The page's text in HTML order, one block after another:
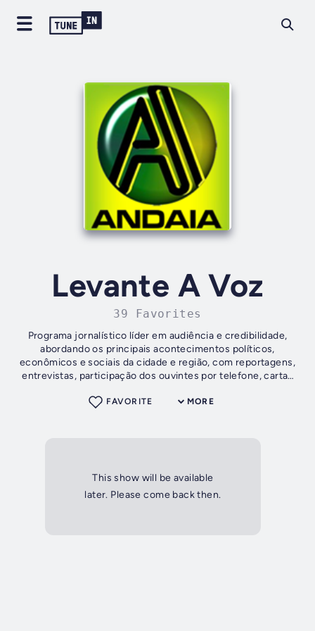
Levante A Voz
39 Favorites
Programa jornalístico líder em audiência e credibilidade,
abordando os principais acontecimentos políticos,
econômicos e sociais da cidade e região, com reportagens,
entrevistas, participação dos ouvintes por telefone, cartas
MORE
FAVORITE
This show will be available
later. Please come back then.